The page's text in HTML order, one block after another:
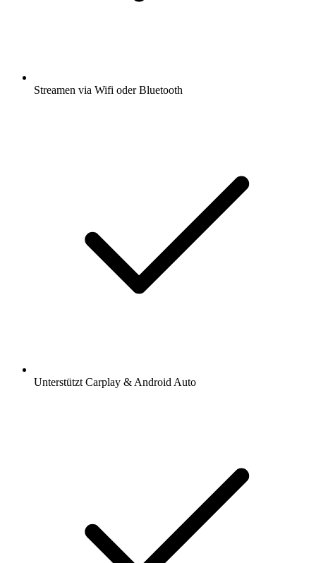
Streamen via Wifi oder Bluetooth
Unterstützt Carplay & Android Auto